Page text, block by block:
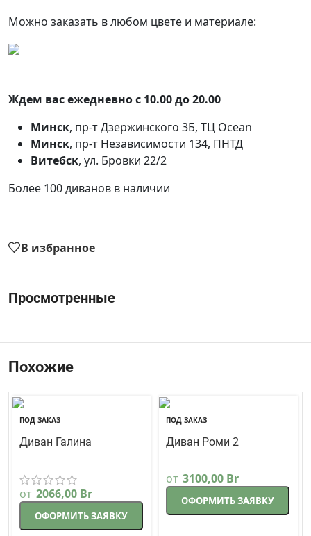
Можно заказать в любом цвете и материале:
Ждем вас ежедневно с 10.00 до 20.00
Минск, пр-т Дзержинского 3Б, ТЦ Ocean
Минск, пр-т Независимости 134, ПНТД
Витебск, ул. Бровки 22/2
Более 100 диванов в наличии
В избранное
Просмотренные
Похожие
ПОД ЗАКАЗ
Диван Галина
от 2066,00 Br
ОФОРМИТЬ ЗАЯВКУ
ПОД ЗАКАЗ
Диван Роми 2
от 3100,00 Br
ОФОРМИТЬ ЗАЯВКУ